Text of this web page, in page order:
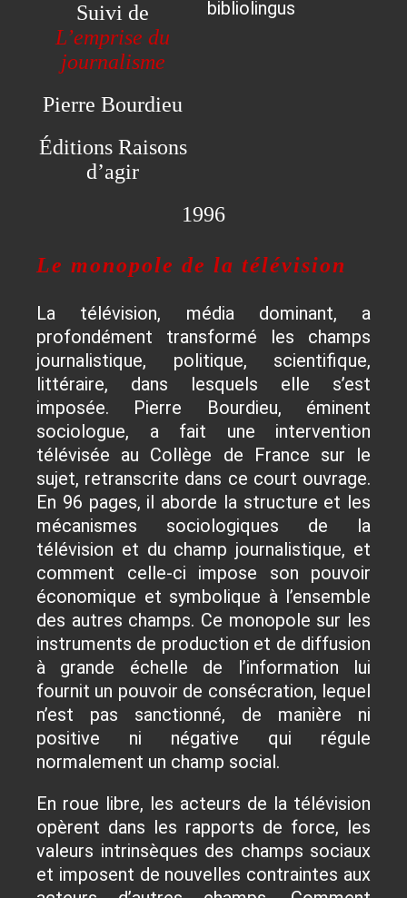
Suivi de
L’emprise du
journalisme
Pierre Bourdieu
Éditions Raisons
d’agir
1996
Le monopole de la télévision
La télévision, média dominant, a
profondément transformé les champs
journalistique, politique, scientifique,
littéraire, dans lesquels elle s’est
imposée. Pierre Bourdieu, éminent
sociologue, a fait une intervention
télévisée au Collège de France sur le
sujet, retranscrite dans ce court ouvrage.
En 96 pages, il aborde la structure et les
mécanismes sociologiques de la
télévision et du champ journalistique, et
comment celle-ci impose son pouvoir
économique et symbolique à l’ensemble
des autres champs. Ce monopole sur les
instruments de production et de diffusion
à grande échelle de l’information lui
fournit un pouvoir de consécration, lequel
n’est pas sanctionné, de manière ni
positive ni négative qui régule
normalement un champ social.
En roue libre, les acteurs de la télévision
opèrent dans les rapports de force, les
valeurs intrinsèques des champs sociaux
et imposent de nouvelles contraintes aux